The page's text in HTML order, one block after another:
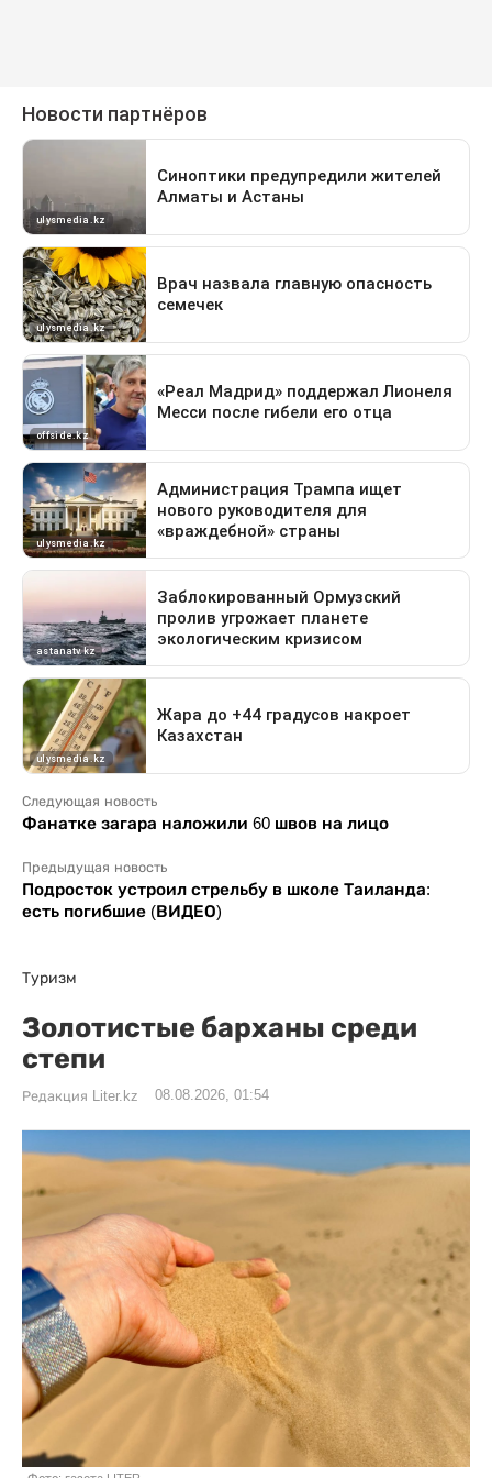
Следующая новость
Фанатке загара наложили 60 швов на лицо
Предыдущая новость
Подросток устроил стрельбу в школе Таиланда:
есть погибшие (ВИДЕО)
Туризм
Золотистые барханы среди
степи
Редакция Liter.kz 08.08.2026, 01:54